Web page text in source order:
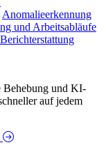
Anomalieerkennung
und Arbeitsabläufe
Behebung und KI-
auf jedem